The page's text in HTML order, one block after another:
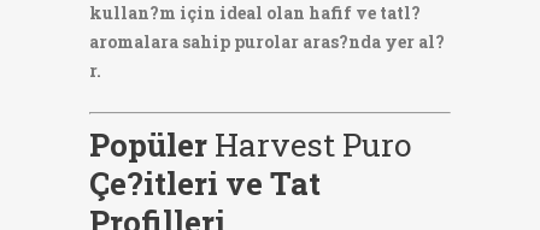
kullan?m için ideal olan hafif ve tatl?
aromalara sahip purolar aras?nda yer al?
r.
Popüler Harvest Puro
Çe?itleri ve Tat
Profilleri